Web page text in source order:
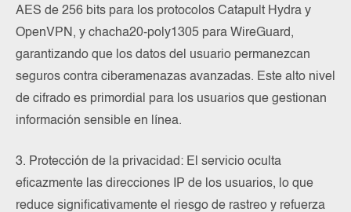
AES de 256 bits para los protocolos Catapult Hydra y
OpenVPN, y chacha20-poly1305 para WireGuard,
garantizando que los datos del usuario permanezcan
seguros contra ciberamenazas avanzadas. Este alto nivel
de cifrado es primordial para los usuarios que gestionan
información sensible en línea.
3. Protección de la privacidad: El servicio oculta
eficazmente las direcciones IP de los usuarios, lo que
reduce significativamente el riesgo de rastreo y refuerza